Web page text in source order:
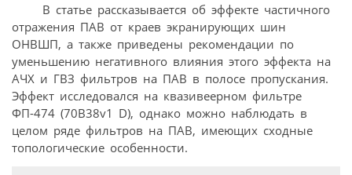
В статье рассказывается об эффекте частичного
отражения ПАВ от краев экранирующих шин
ОНВШП, а также приведены рекомендации по
уменьшению негативного влияния этого эффекта на
АЧХ и ГВЗ фильтров на ПАВ в полосе пропускания.
Эффект исследовался на квазивеерном фильтре
ФП-474 (70B38v1 D), однако можно наблюдать в
целом ряде фильтров на ПАВ, имеющих сходные
топологические особенности.